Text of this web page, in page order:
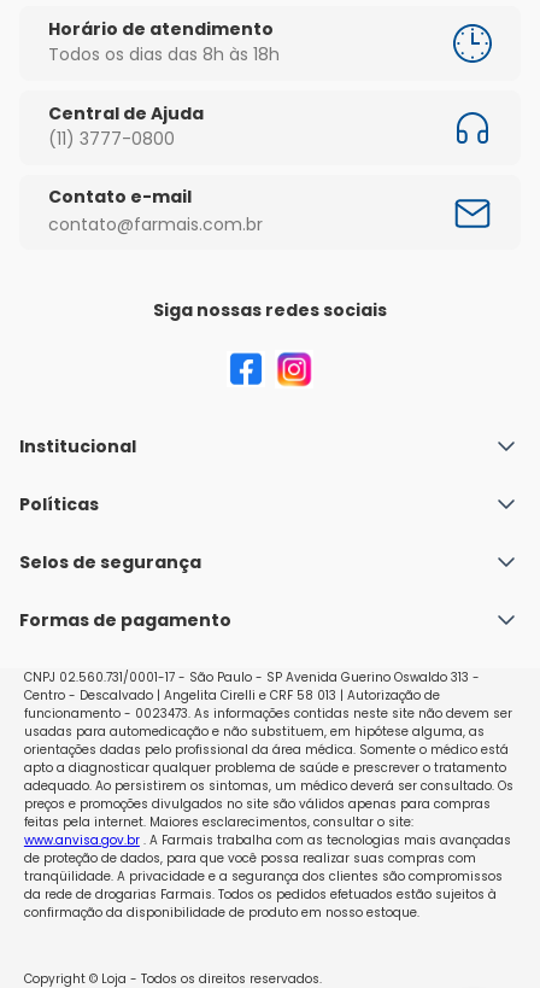
Horário de atendimento
Todos os dias das 8h às 18h
Central de Ajuda
(11) 3777-0800
Contato e-mail
contato@farmais.com.br
Siga nossas redes sociais
Institucional
Quem Somos
Nossas lojas
Políticas
Política de Envio
Políticas de Trocas e Devoluções
Selos de segurança
Formas de pagamento
CNPJ 02.560.731/0001-17 - São Paulo - SP Avenida Guerino Oswaldo 313 -
Centro - Descalvado | Angelita Cirelli e CRF 58 013 | Autorização de
funcionamento - 0023473. As informações contidas neste site não devem ser
usadas para automedicação e não substituem, em hipótese alguma, as
orientações dadas pelo profissional da área médica. Somente o médico está
apto a diagnosticar qualquer problema de saúde e prescrever o tratamento
adequado. Ao persistirem os sintomas, um médico deverá ser consultado. Os
preços e promoções divulgados no site são válidos apenas para compras
feitas pela internet. Maiores esclarecimentos, consultar o site:
www.anvisa.gov.br. A Farmais trabalha com as tecnologias mais avançadas
de proteção de dados, para que você possa realizar suas compras com
tranqüilidade. A privacidade e a segurança dos clientes são compromissos
da rede de drogarias Farmais. Todos os pedidos efetuados estão sujeitos à
confirmação da disponibilidade de produto em nosso estoque.
Copyright © Loja - Todos os direitos reservados.